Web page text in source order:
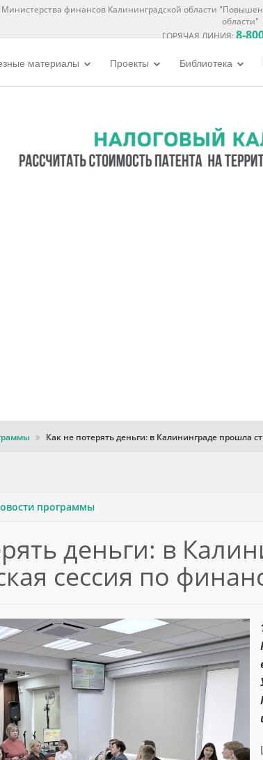
финансов Калининградской области
области"
ГОРЯЧАЯ ЛИНИЯ:8-
материалы Проекты Библиотека
Как не потерять деньги: в Калининграде прошла
программы
деньги: в
сессия по